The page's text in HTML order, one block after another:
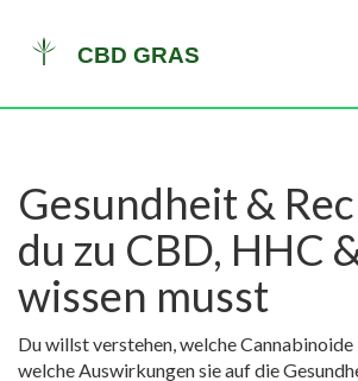
Gesundheit &
du zu CBD, HHC
wissen musst
Du willst verstehen, welche Cannabinoide
welche Auswirkungen sie auf die